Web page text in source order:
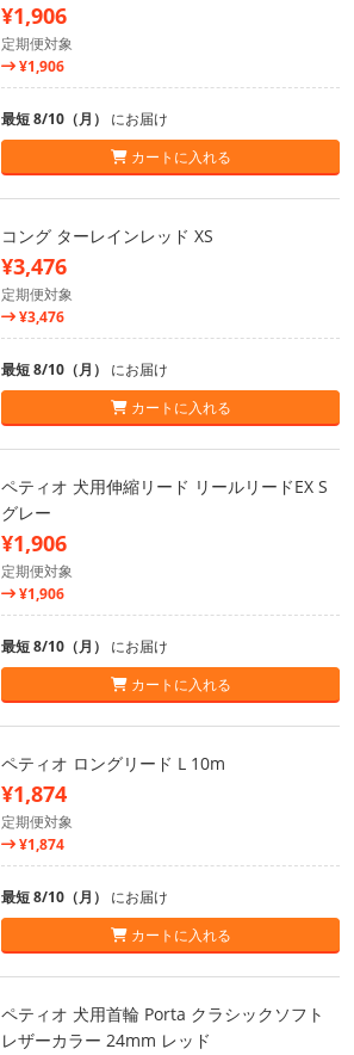
¥1,906
定期便対象
¥1,906
最短 8/10（月） にお届け
カートに入れる
コング ターレインレッド XS
¥3,476
定期便対象
¥3,476
最短 8/10（月） にお届け
カートに入れる
ペティオ 犬用伸縮リード リールリードEX S
グレー
¥1,906
定期便対象
¥1,906
最短 8/10（月） にお届け
カートに入れる
ペティオ ロングリード L 10m
¥1,874
定期便対象
¥1,874
最短 8/10（月） にお届け
カートに入れる
ペティオ 犬用首輪 Porta クラシックソフト
レザーカラー 24mm レッド